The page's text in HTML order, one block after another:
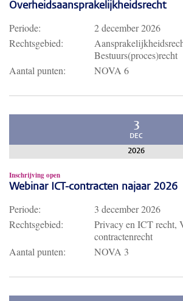
Overheidsaansprakelijkheidsrecht
Periode:
2 december 2026
Rechtsgebied:
Bestuurs(proces)recht
Aantal punten:
NOVA 6
3
DEC
2026
Inschrijving open
Webinar ICT-contracten najaar 2026
Periode:
3 december 2026
Rechtsgebied:
Privacy en ICT recht,
contractenrecht
Aantal punten:
NOVA 3